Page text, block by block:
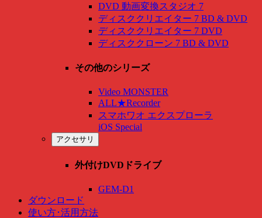
DVD 動画変換スタジオ 7
ディスククリエイター 7 BD & DVD
ディスククリエイター 7 DVD
ディスククローン 7 BD & DVD
その他のシリーズ
Video MONSTER
ALL★Recorder
スマホワオ エクスプローラ
iOS Special
アクセサリ
外付けDVDドライブ
GEM-D1
ダウンロード
使い方･活用方法